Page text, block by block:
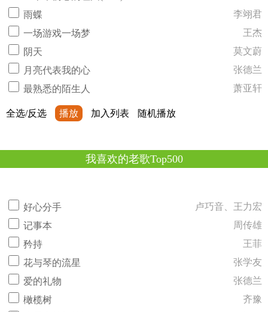
雨蝶
李翊君
一场游戏一场梦
王杰
阴天
莫文蔚
月亮代表我的心
张德兰
最熟悉的陌生人
萧亚轩
全选/反选 播放 加入列表 随机播放
我喜欢的老歌Top500
好心分手
卢巧音、王力宏
记事本
周传雄
矜持
王菲
花与琴的流星
张学友
爱的礼物
张德兰
橄榄树
齐豫